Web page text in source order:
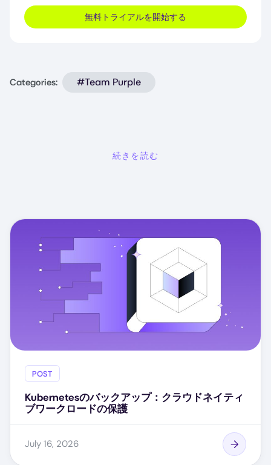
無料トライアルを開始する
Categories: #Team Purple
続きを読む
POST
Kubernetesのバックアップ：クラウドネイティ
ブワークロードの保護
July 16, 2026